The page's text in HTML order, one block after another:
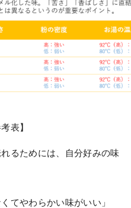
表】
るためには、自分好みの味
てやわらかい味がいい」